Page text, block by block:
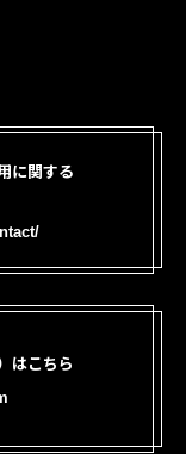
に関する
はこちら